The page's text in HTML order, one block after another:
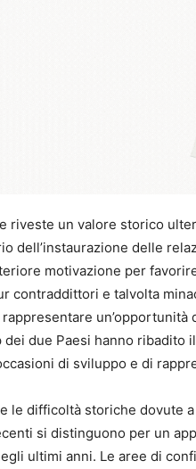
riveste un valore storico
dell’instaurazione delle
motivazione per
contraddittori e talvolta
dei due Paesi hanno ribadito
di sviluppo e di
le difficoltà storiche dovute
si distinguono per un
ultimi anni. Le aree di